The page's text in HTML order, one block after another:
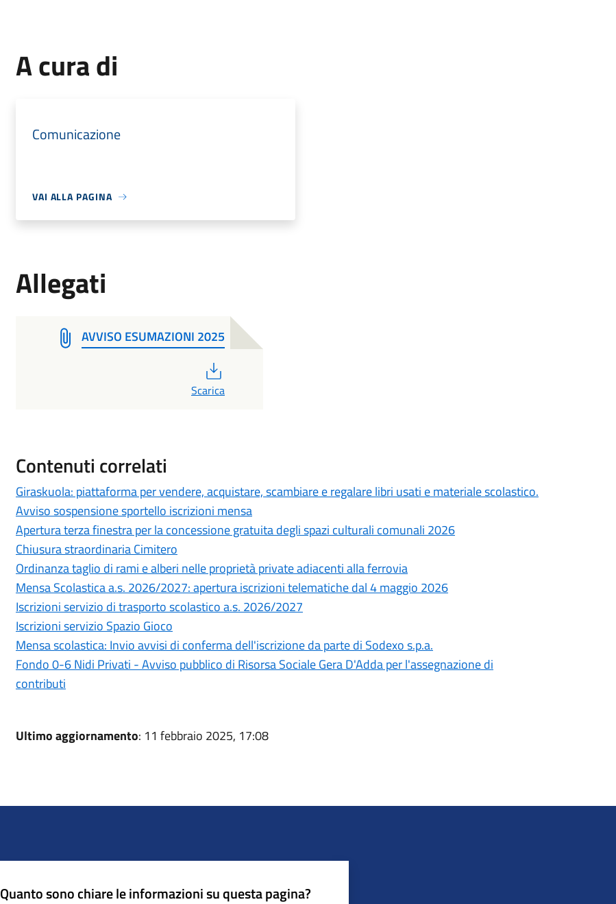
A cura di
Comunicazione
VAI ALLA PAGINA
Allegati
AVVISO ESUMAZIONI 2025
Scarica
Contenuti correlati
Giraskuola: piattaforma per vendere, acquistare, scambiare e regalare libri usati e materiale scolastico.
Avviso sospensione sportello iscrizioni mensa
Apertura terza finestra per la concessione gratuita degli spazi culturali comunali 2026
Chiusura straordinaria Cimitero
Ordinanza taglio di rami e alberi nelle proprietà private adiacenti alla ferrovia
Mensa Scolastica a.s. 2026/2027: apertura iscrizioni telematiche dal 4 maggio 2026
Iscrizioni servizio di trasporto scolastico a.s. 2026/2027
Iscrizioni servizio Spazio Gioco
Mensa scolastica: Invio avvisi di conferma dell'iscrizione da parte di Sodexo s.p.a.
Fondo 0-6 Nidi Privati - Avviso pubblico di Risorsa Sociale Gera D'Adda per l'assegnazione di
contributi
Ultimo aggiornamento: 11 febbraio 2025, 17:08
Quanto sono chiare le informazioni su questa pagina?